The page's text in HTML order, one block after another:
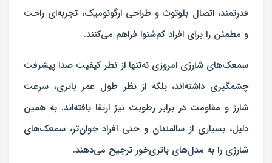
قدرتمند، اتصال بلوتوث و طراحی ارگونومیک، تجربه‌ای راحت
و مطمئن را برای افراد کم‌شنوا فراهم می‌کنند.
سمعک‌های شارژی امروزی نه‌تنها از نظر کیفیت صدا پیشرفت
چشمگیری داشته‌اند، بلکه از نظر طول عمر باتری، سرعت
شارژ و مقاومت در برابر رطوبت نیز ارتقا یافته‌اند. به همین
دلیل، بسیاری از سالمندان و حتی افراد جوان‌تر، سمعک‌های
شارژی را به مدل‌های باتری‌خور ترجیح می‌دهند.